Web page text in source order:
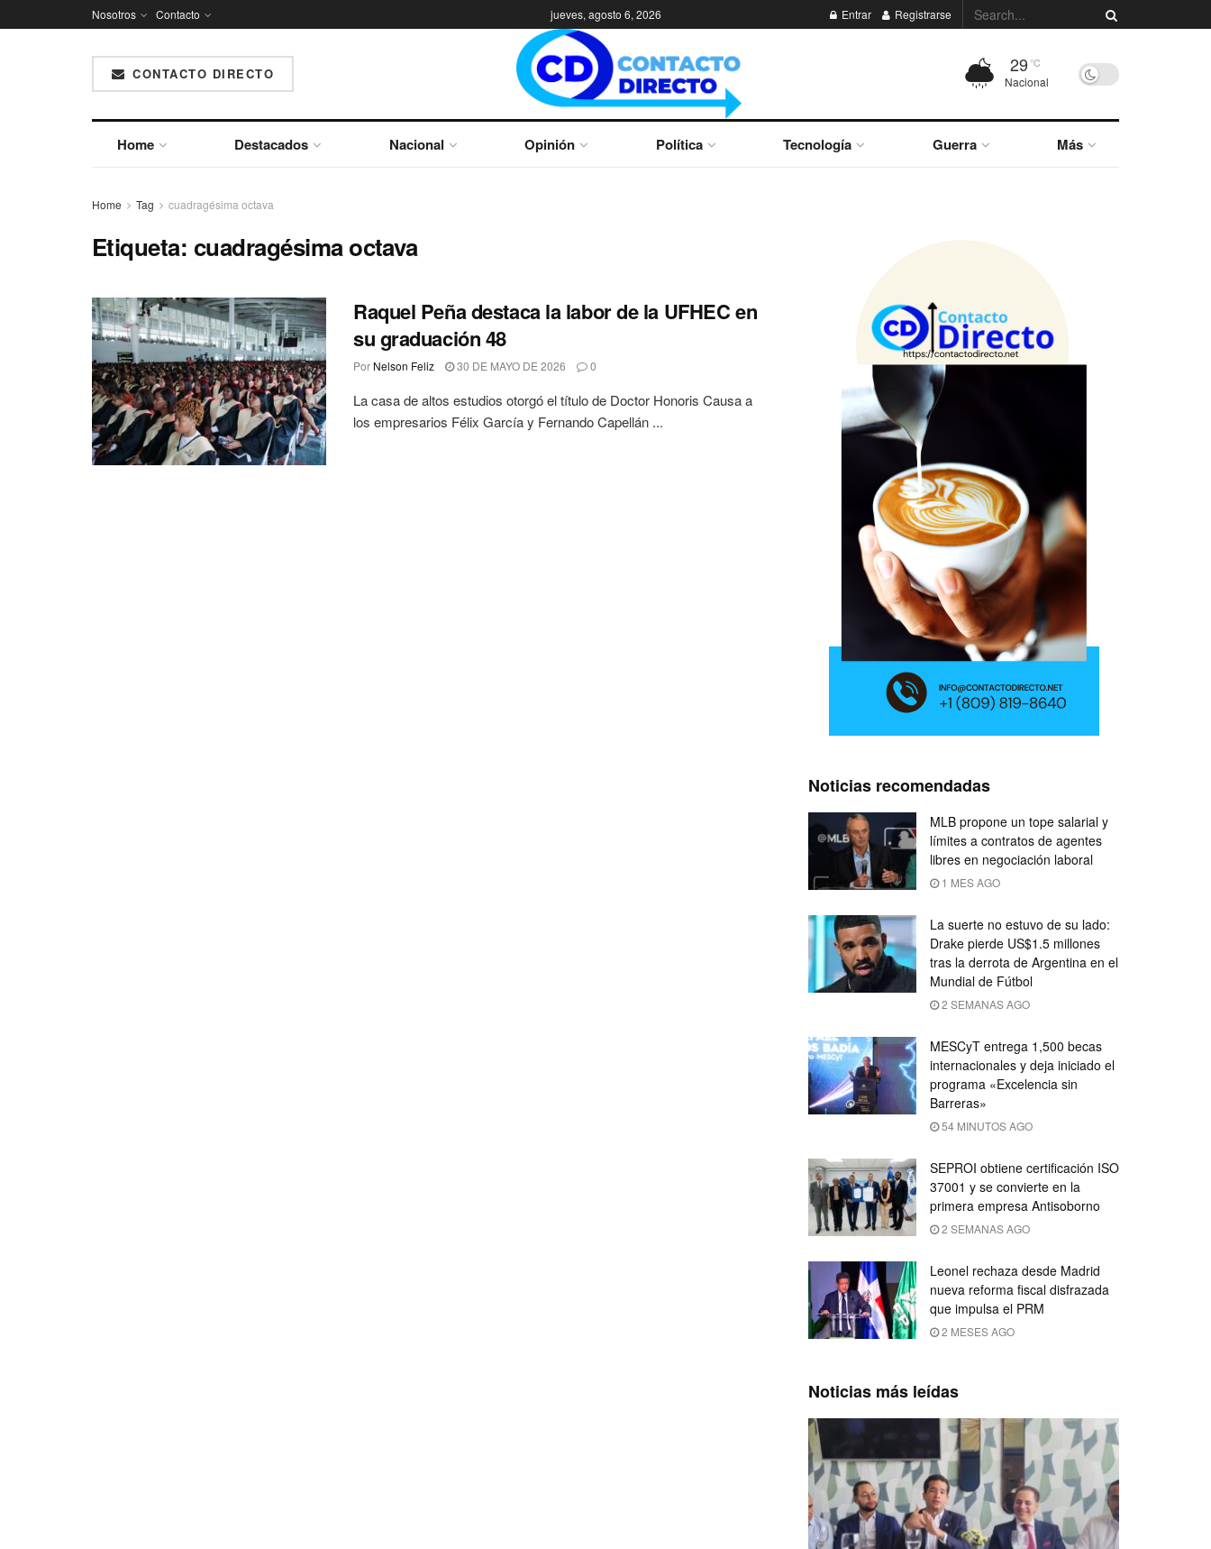
Nosotros Contacto jueves, agosto 6, 2026 Entrar Registrarse
CONTACTO DIRECTO 29 °C
Nacional
Home Destacados Nacional Opinión Política Tecnología Guerra Más
Home Tag cuadragésima octava
Etiqueta: cuadragésima octava
Raquel Peña destaca la labor de la UFHEC en
su graduación 48
Por Nelson Feliz 30 DE MAYO DE 2026 0
La casa de altos estudios otorgó el título de Doctor Honoris Causa a
los empresarios Félix García y Fernando Capellán ...
Noticias recomendadas
MLB propone un tope salarial y
límites a contratos de agentes
libres en negociación laboral
1 MES AGO
La suerte no estuvo de su lado:
Drake pierde US$1.5 millones
tras la derrota de Argentina en el
Mundial de Fútbol
2 SEMANAS AGO
MESCyT entrega 1,500 becas
internacionales y deja iniciado el
programa «Excelencia sin
Barreras»
54 MINUTOS AGO
SEPROI obtiene certificación ISO
37001 y se convierte en la
primera empresa Antisoborno
2 SEMANAS AGO
Leonel rechaza desde Madrid
nueva reforma fiscal disfrazada
que impulsa el PRM
2 MESES AGO
Noticias más leídas